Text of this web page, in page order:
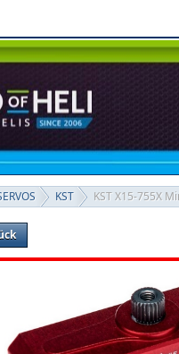
KST KST X15-755X